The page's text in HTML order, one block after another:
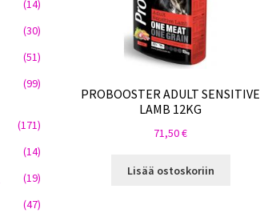
PROBOOSTER ADULT SENSITIVE
LAMB 12KG
71,50€
Lisää ostoskoriin
(14)
(30)
(51)
(99)
(171)
(14)
(19)
(47)